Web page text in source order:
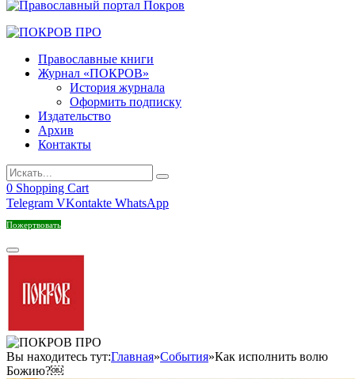
Православные книги
Журнал «ПОКРОВ»
История журнала
Оформить подписку
Издательство
Архив
Контакты
0 Shopping Cart
Telegram VKontakte WhatsApp
Пожертвовать
Вы находитесь тут:Главная»События»Как исполнить волю
Божию?￼